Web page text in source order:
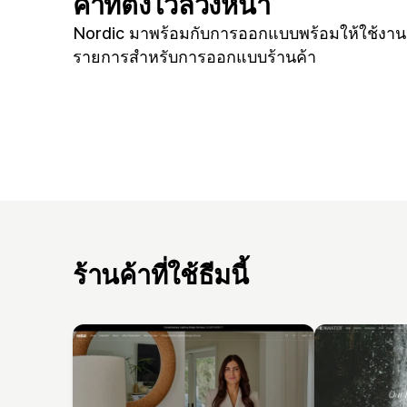
Nordic มาพร้อมกับการออกแบบพร้อมให้ใช้งา
รายการสำหรับการออกแบบร้านค้า
ร้านค้าที่ใช้ธีมนี้